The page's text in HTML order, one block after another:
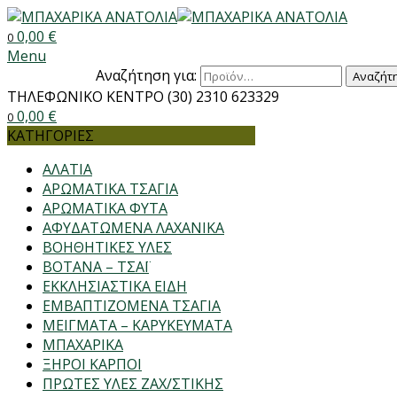
0 0,00 €
Menu
Αναζήτηση για:
ΤΗΛΕΦΩΝΙΚΟ ΚΕΝΤΡΟ (30) 2310 623329
0 0,00 €
ΚΑΤΗΓΟΡΙΕΣ
ΑΛΑΤΙΑ
ΑΡΩΜΑΤΙΚΑ ΤΣΑΓΙΑ
ΑΡΩΜΑΤΙΚΑ ΦΥΤΑ
ΑΦΥΔΑΤΩΜΕΝΑ ΛΑΧΑΝΙΚΑ
ΒΟΗΘΗΤΙΚΕΣ ΥΛΕΣ
ΒΟΤΑΝΑ – ΤΣΑΪ
ΕΚΚΛΗΣΙΑΣΤΙΚΑ ΕΙΔΗ
ΕΜΒΑΠΤΙΖΟΜΕΝΑ ΤΣΑΓΙΑ
ΜΕΙΓΜΑΤΑ – ΚΑΡΥΚΕΥΜΑΤΑ
ΜΠΑΧΑΡΙΚΑ
ΞΗΡΟΙ ΚΑΡΠΟΙ
ΠΡΩΤΕΣ ΥΛΕΣ ΖΑΧ/ΣΤΙΚΗΣ